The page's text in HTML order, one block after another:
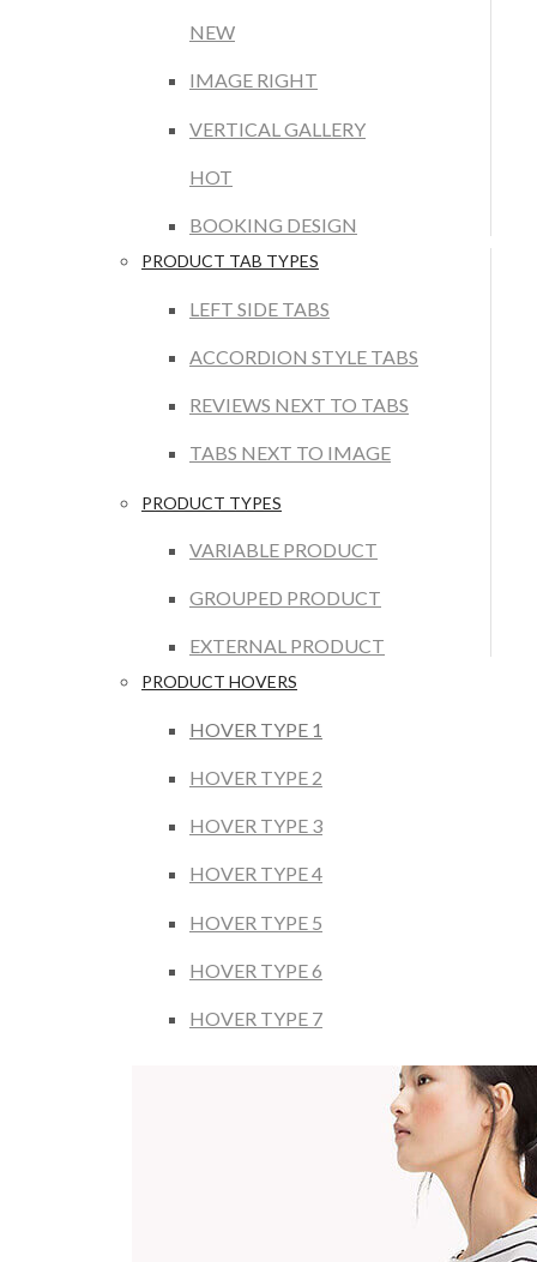
NEW
IMAGE RIGHT
VERTICAL GALLERY
HOT
BOOKING DESIGN
PRODUCT TAB TYPES
LEFT SIDE TABS
ACCORDION STYLE TABS
REVIEWS NEXT TO TABS
TABS NEXT TO IMAGE
PRODUCT TYPES
VARIABLE PRODUCT
GROUPED PRODUCT
EXTERNAL PRODUCT
PRODUCT HOVERS
HOVER TYPE 1
HOVER TYPE 2
HOVER TYPE 3
HOVER TYPE 4
HOVER TYPE 5
HOVER TYPE 6
HOVER TYPE 7